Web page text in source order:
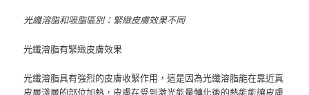
光纖溶脂和吸脂區別：緊緻皮膚效果不同
光纖溶脂有緊緻皮膚效果
光纖溶脂具有強烈的皮膚收緊作用，這是因為光纖溶脂能在靠近真
皮層淺層的部位加熱，皮膚在受到激光能量轉化後的熱能能讓皮膚